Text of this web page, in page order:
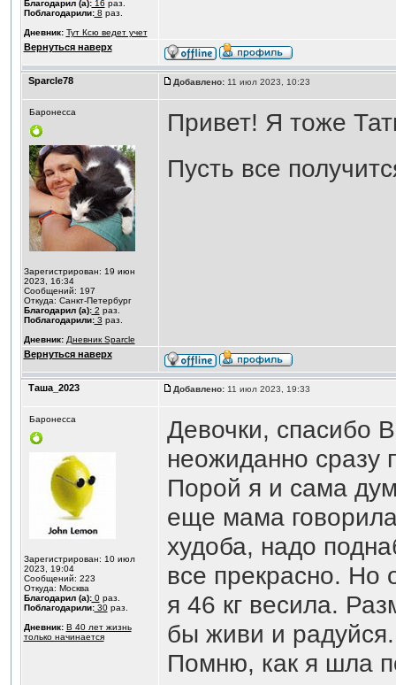
Благодарил (а):16 раз.
Поблагодарили:8 раз.
Дневник: Тут Ксю ведет учет
Вернуться наверх
Sparcle78 Добавлено:11 июл 2023, 10:23
Баронесса
Зарегистрирован: 19 июн
2023, 16:34
Сообщений: 197
Откуда: Санкт-Петербург
Благодарил (а):2 раз.
Поблагодарили:3 раз.
Дневник: Дневник Sparcle
Привет! Я тоже
Пусть все
Вернуться наверх
Таша_2023 Добавлено:11 июл 2023, 19:33
Баронесса
Зарегистрирован: 10 июл
2023, 19:04
Сообщений: 223
Откуда: Москва
Благодарил (а):0раз.
Поблагодарили:30раз.
Дневник: В 40 лет жизнь
только начинается
Девочки, спасибо
неожиданно сразу
Порой я и сама
еще мама
худоба, надо
все прекрасно. Но
я 46 кг весила.
бы живи и
Помню, как я шла